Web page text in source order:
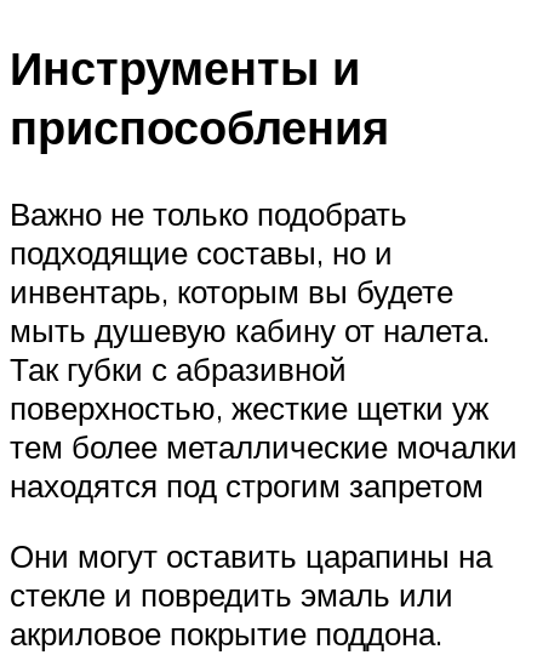
Инструменты и
приспособления
Важно не только подобрать
подходящие составы, но и
инвентарь, которым вы будете
мыть душевую кабину от налета.
Так губки с абразивной
поверхностью, жесткие щетки уж
тем более металлические мочалки
находятся под строгим запретом
Они могут оставить царапины на
стекле и повредить эмаль или
акриловое покрытие поддона.